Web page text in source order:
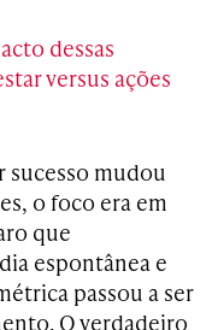
dessas
versus ações
sucesso mudou
o foco era em
que
espontânea e
passou a ser
O verdadeiro